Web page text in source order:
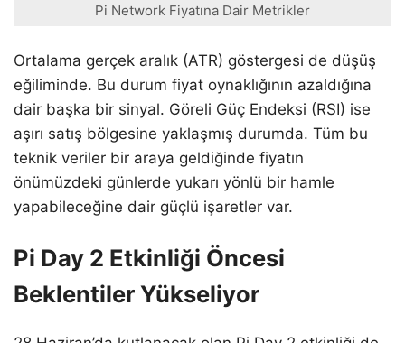
Pi Network Fiyatına Dair Metrikler
Ortalama gerçek aralık (ATR) göstergesi de düşüş
eğiliminde. Bu durum fiyat oynaklığının azaldığına
dair başka bir sinyal. Göreli Güç Endeksi (RSI) ise
aşırı satış bölgesine yaklaşmış durumda. Tüm bu
teknik veriler bir araya geldiğinde fiyatın
önümüzdeki günlerde yukarı yönlü bir hamle
yapabileceğine dair güçlü işaretler var.
Pi Day 2 Etkinliği Öncesi
Beklentiler Yükseliyor